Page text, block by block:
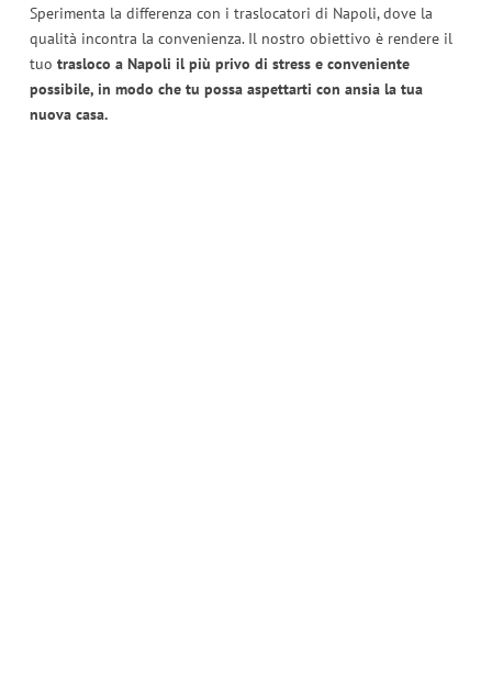
Sperimenta la differenza con i traslocatori di Napoli, dove la
qualità incontra la convenienza. Il nostro obiettivo è rendere il
tuo trasloco a Napoli il più privo di stress e conveniente
possibile, in modo che tu possa aspettarti con ansia la tua
nuova casa.